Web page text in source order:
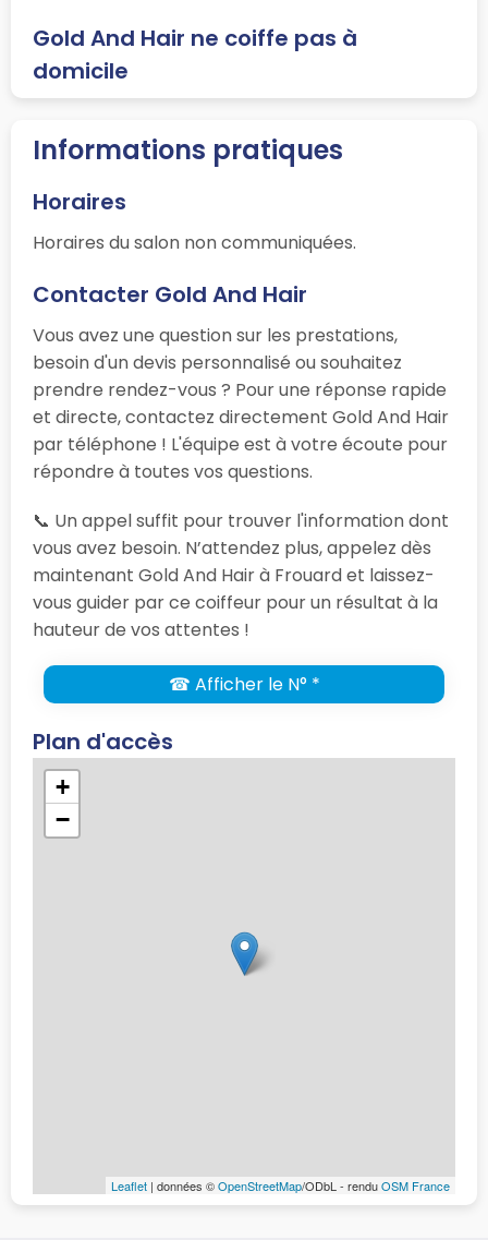
Gold And Hair ne coiffe pas à
domicile
Informations pratiques
Horaires
Horaires du salon non communiquées.
Contacter Gold And Hair
Vous avez une question sur les prestations,
besoin d'un devis personnalisé ou souhaitez
prendre rendez-vous ? Pour une réponse rapide
et directe, contactez directement Gold And Hair
par téléphone ! L'équipe est à votre écoute pour
répondre à toutes vos questions.
📞 Un appel suffit pour trouver l'information dont
vous avez besoin. N’attendez plus, appelez dès
maintenant Gold And Hair à Frouard et laissez-
vous guider par ce coiffeur pour un résultat à la
hauteur de vos attentes !
☎ Afficher le N° *
Plan d'accès
+
−
Leaflet | données ©OpenStreetMap/ODbL - renduOSM France